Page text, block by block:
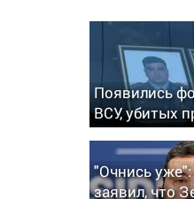
Появились
ВСУ, убитых
"Очнись
заявил, что